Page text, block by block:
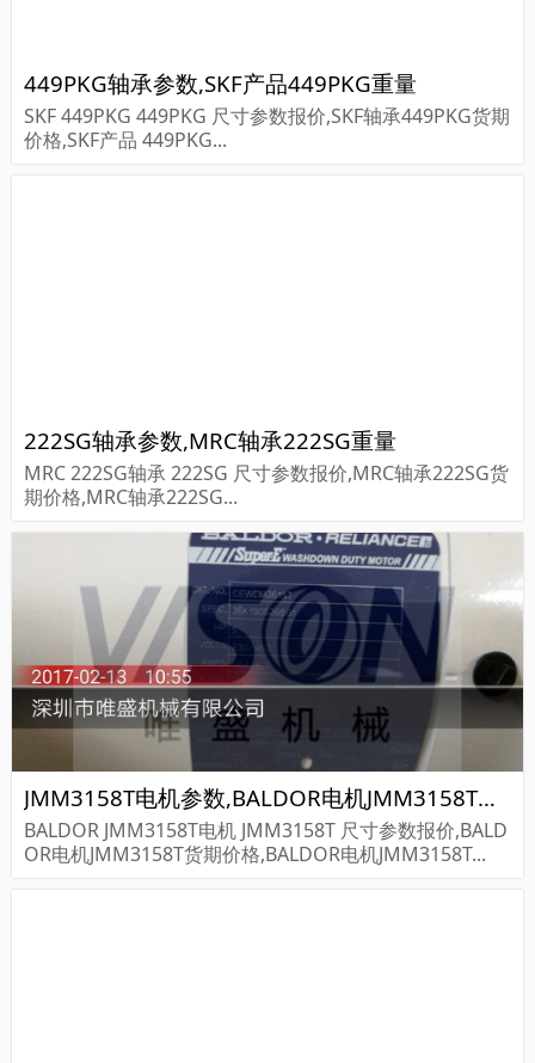
449PKG轴承参数,SKF产品449PKG重量
SKF 449PKG 449PKG 尺寸参数报价,SKF轴承449PKG货期
价格,SKF产品 449PKG...
222SG轴承参数,MRC轴承222SG重量
MRC 222SG轴承 222SG 尺寸参数报价,MRC轴承222SG货
期价格,MRC轴承222SG...
JMM3158T电机参数,BALDOR电机JMM3158T重量
BALDOR JMM3158T电机 JMM3158T 尺寸参数报价,BALD
OR电机JMM3158T货期价格,BALDOR电机JMM3158T...